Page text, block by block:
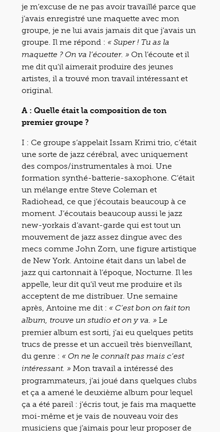
je m’excuse de ne pas avoir travaillé parce que
j’avais enregistré une maquette avec mon
groupe, je ne lui avais jamais dit que j’avais un
groupe. Il me répond : « Super ! Tu as la
maquette ? On va l’écouter. » On l’écoute et il
me dit qu’il aimerait produire des jeunes
artistes, il a trouvé mon travail intéressant et
original.
A : Quelle était la composition de ton
premier groupe ?
I : Ce groupe s’appelait Issam Krimi trio, c’était
une sorte de jazz cérébral, avec uniquement
des compos/instrumentales à moi. Une
formation synthé-batterie-saxophone. C’était
un mélange entre Steve Coleman et
Radiohead, ce que j’écoutais beaucoup à ce
moment. J’écoutais beaucoup aussi le jazz
new-yorkais d’avant-garde qui est tout un
mouvement de jazz assez dingue avec des
mecs comme John Zorn, une figure artistique
de New York. Antoine était dans un label de
jazz qui cartonnait à l’époque, Nocturne. Il les
appelle, leur dit qu’il veut me produire et ils
acceptent de me distribuer. Une semaine
après, Antoine me dit : « C’est bon on fait ton
album, trouve un studio et on y va. » Le
premier album est sorti, j’ai eu quelques petits
trucs de presse et un accueil très bienveillant,
du genre : « On ne le connaît pas mais c’est
intéressant. » Mon travail a intéressé des
programmateurs, j’ai joué dans quelques clubs
et ça a amené le deuxième album pour lequel
ça a été pareil : j’écris tout, je fais ma maquette
moi-même et je vais de nouveau voir des
musiciens que j’aimais pour leur proposer de